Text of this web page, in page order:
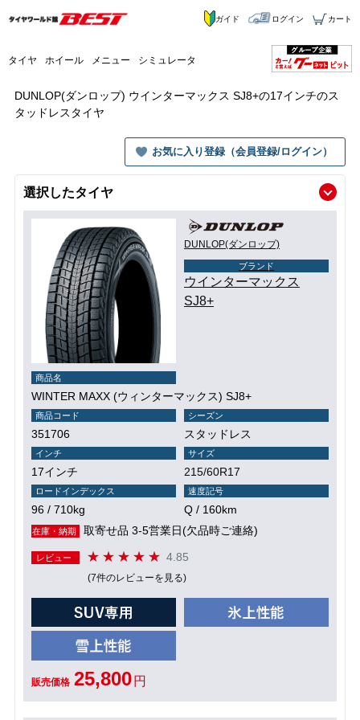
タイヤ ホイール メニュー シミュレータ
ガイド ログイン カート
DUNLOP(ダンロップ) ウインターマックス SJ8+の17インチのス
タッドレスタイヤ
お気に入り登録（会員登録/ログイン）
選択したタイヤ
DUNLOP(ダンロップ)
ブランド
ウインターマックス
SJ8+
商品名
WINTER MAXX (ウィンターマックス) SJ8+
商品コード
351706
シーズン
スタッドレス
インチ
17インチ
サイズ
215/60R17
ロードインデックス
96 / 710kg
速度記号
Q / 160km
在庫・納期 取寄せ品 3-5営業日(欠品時ご連絡)
レビュー 4.85
(7件のレビューを見る)
販売価格 25,800 円